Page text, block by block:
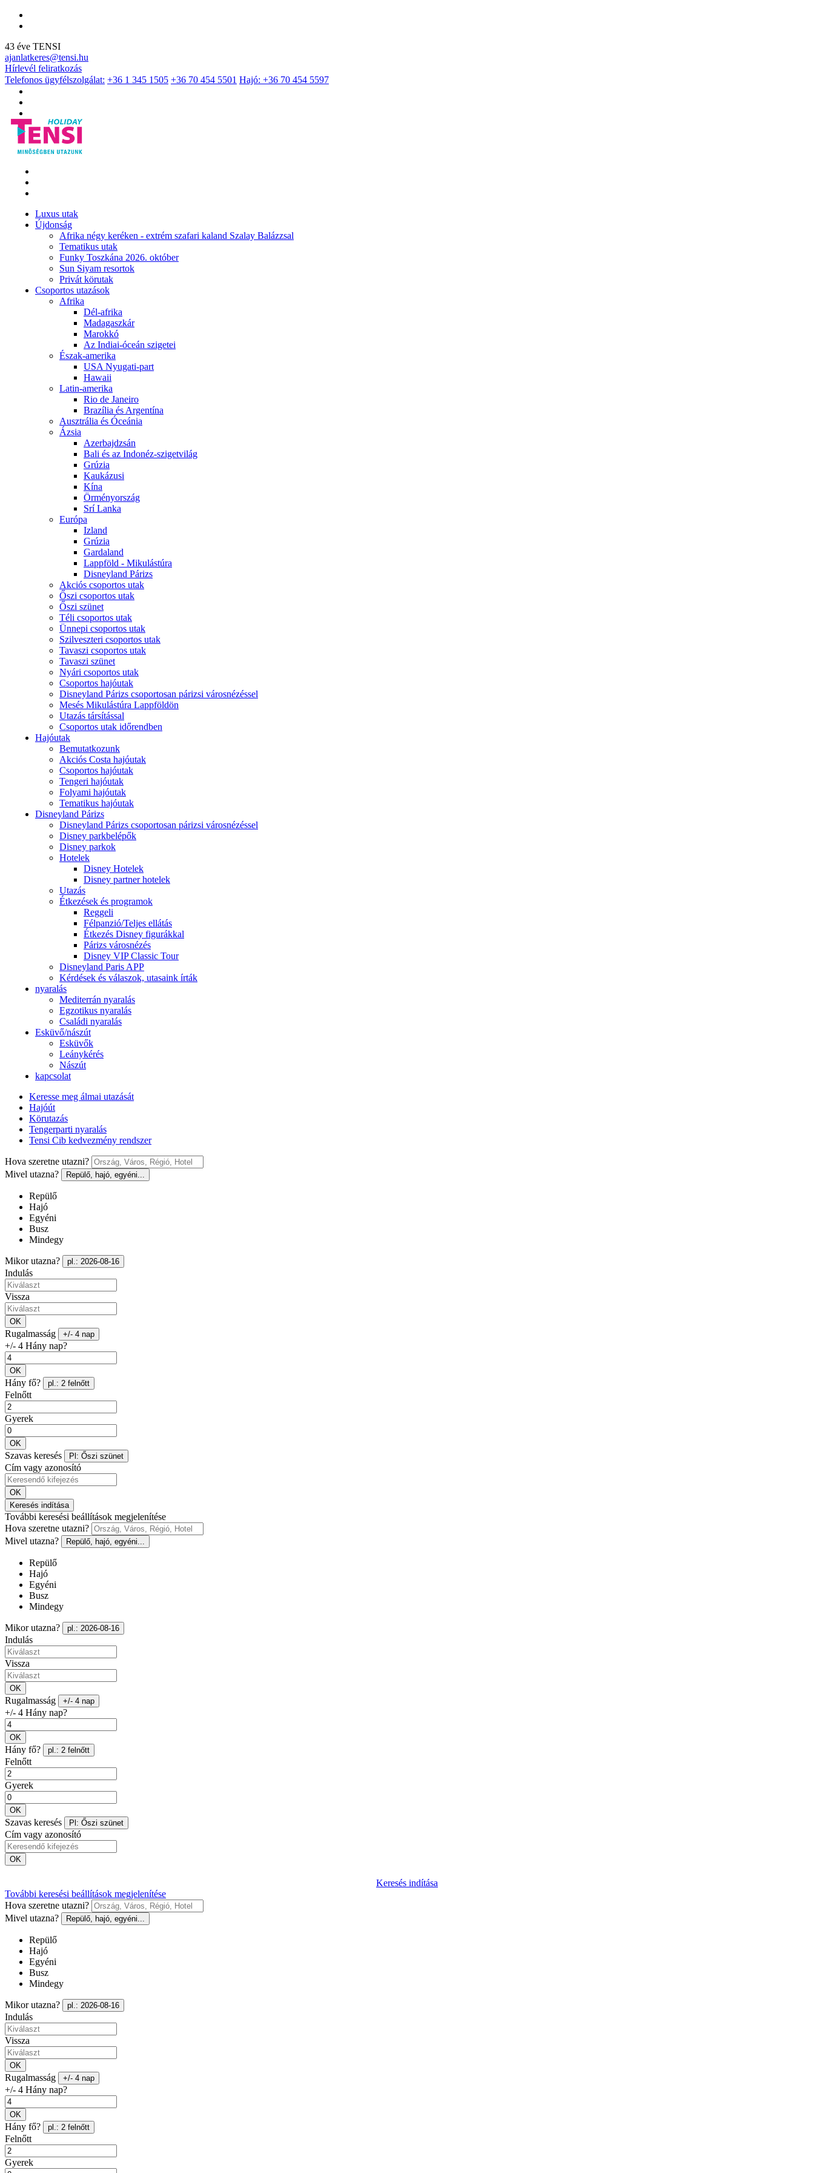
43 éve TENSI
ajanlatkeres@tensi.hu
Hírlevél feliratkozás
Telefonos ügyfélszolgálat: +36 1 345 1505 +36 70 454 5501 Hajó: +36 70 454 5597
Luxus utak
Újdonság
Afrika négy keréken - extrém szafari kaland Szalay Balázzsal
Tematikus utak
Funky Toszkána 2026. október
Sun Siyam resortok
Privát körutak
Csoportos utazások
Afrika
Dél-afrika
Madagaszkár
Marokkó
Az Indiai-óceán szigetei
Észak-amerika
USA Nyugati-part
Hawaii
Latin-amerika
Rio de Janeiro
Brazília és Argentína
Ausztrália és Óceánia
Ázsia
Azerbajdzsán
Bali és az Indonéz-szigetvilág
Grúzia
Kaukázusi
Kína
Örményország
Srí Lanka
Európa
Izland
Grúzia
Gardaland
Lappföld - Mikulástúra
Disneyland Párizs
Akciós csoportos utak
Őszi csoportos utak
Őszi szünet
Téli csoportos utak
Ünnepi csoportos utak
Szilveszteri csoportos utak
Tavaszi csoportos utak
Tavaszi szünet
Nyári csoportos utak
Csoportos hajóutak
Disneyland Párizs csoportosan párizsi városnézéssel
Mesés Mikulástúra Lappföldön
Utazás társítással
Csoportos utak időrendben
Hajóutak
Bemutatkozunk
Akciós Costa hajóutak
Csoportos hajóutak
Tengeri hajóutak
Folyami hajóutak
Tematikus hajóutak
Disneyland Párizs
Disneyland Párizs csoportosan párizsi városnézéssel
Disney parkbelépők
Disney parkok
Hotelek
Disney Hotelek
Disney partner hotelek
Utazás
Étkezések és programok
Reggeli
Félpanzió/Teljes ellátás
Étkezés Disney figurákkal
Párizs városnézés
Disney VIP Classic Tour
Disneyland Paris APP
Kérdések és válaszok, utasaink írták
nyaralás
Mediterrán nyaralás
Egzotikus nyaralás
Családi nyaralás
Esküvő/nászút
Esküvők
Leánykérés
Nászút
kapcsolat
Keresse meg álmai utazását
Hajóút
Körutazás
Tengerparti nyaralás
Tensi Cib kedvezmény rendszer
Hova szeretne utazni?
Mivel utazna?
Repülő, hajó, egyéni...
Repülő
Hajó
Egyéni
Busz
Mindegy
Mikor utazna? pl.: 2026-08-16
Indulás
Vissza
OK
Rugalmasság +/- 4 nap
+/- 4 Hány nap?
OK
Hány fő? pl.: 2 felnőtt
Felnőtt
Gyerek
OK
Szavas keresés Pl: Őszi szünet
Cím vagy azonosító
OK
Keresés indítása
További keresési beállítások megjelenítése
Hova szeretne utazni?
Mivel utazna?
Repülő, hajó, egyéni...
Repülő
Hajó
Egyéni
Busz
Mindegy
Mikor utazna? pl.: 2026-08-16
Indulás
Vissza
OK
Rugalmasság +/- 4 nap
+/- 4 Hány nap?
OK
Hány fő? pl.: 2 felnőtt
Felnőtt
Gyerek
OK
Szavas keresés Pl: Őszi szünet
Cím vagy azonosító
OK
Keresés indítása
További keresési beállítások megjelenítése
Hova szeretne utazni?
Mivel utazna?
Repülő, hajó, egyéni...
Repülő
Hajó
Egyéni
Busz
Mindegy
Mikor utazna? pl.: 2026-08-16
Indulás
Vissza
OK
Rugalmasság +/- 4 nap
+/- 4 Hány nap?
OK
Hány fő? pl.: 2 felnőtt
Felnőtt
Gyerek